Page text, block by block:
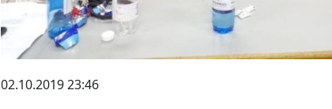
02.10.2019 23:46